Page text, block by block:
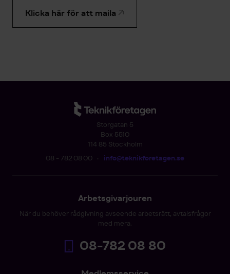
Klicka här för att maila
Storgatan 5
Box 5510
114 85 Stockholm
08 - 782 08 00 • info@teknikforetagen.se
Arbetsgivarjouren
När du behöver rådgivning avseende arbetsrätt, avtalsfrågor
med mera.
08-782 08 80